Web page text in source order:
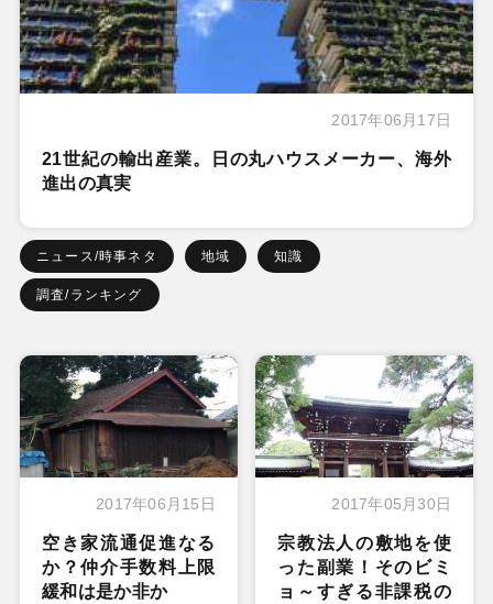
2017年06月17日
21世紀の輸出産業。日の丸ハウスメーカー、海外
進出の真実
ニュース/時事ネタ 地域 知識
調査/ランキング
2017年06月15日
空き家流通促進なる
か？仲介手数料上限
緩和は是か非か
2017年05月30日
宗教法人の敷地を使
った副業！そのビミ
ョ～すぎる非課税の